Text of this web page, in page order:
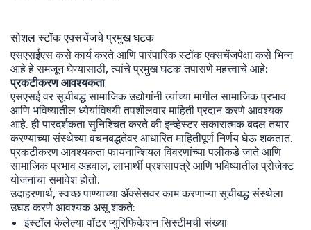
सोशल स्टॉक एक्सचेंजचे प्रमुख घटक
एसएसईएस कसे कार्य करते आणि पारंपारिक स्टॉक एक्सचेंजपेक्षा कसे भिन्न
आहे हे समजून घेण्यासाठी, त्यांचे प्रमुख घटक तपासणे महत्त्वाचे आहे:
प्रकटीकरण आवश्यकता
एसएसई वर सूचीबद्ध सामाजिक उद्योगांनी त्यांच्या मागील सामाजिक प्रभाव
आणि भविष्यातील ध्येयांविषयी तपशीलवार माहिती प्रदान करणे आवश्यक
आहे. ही पारदर्शकता सुनिश्चित करते की इन्व्हेस्टर सकारात्मक बदल तयार
करण्याच्या संस्थेच्या वचनबद्धतेवर आधारित माहितीपूर्ण निर्णय घेऊ शकतात.
प्रकटीकरण आवश्यकता फायनान्शियल विवरणांच्या पलीकडे जाते आणि
सामाजिक प्रभाव अहवाल, लाभार्थी प्रशंसापत्रे आणि भविष्यातील प्रोजेक्ट
योजनांचा समावेश होतो.
उदाहरणार्थ, स्वच्छ पाण्याच्या ॲक्सेसवर काम करणाऱ्या सूचीबद्ध संस्थेला
उघड करणे आवश्यक असू शकते:
इंस्टॉल केलेल्या वॉटर प्युरिफिकेशन सिस्टीमची संख्या